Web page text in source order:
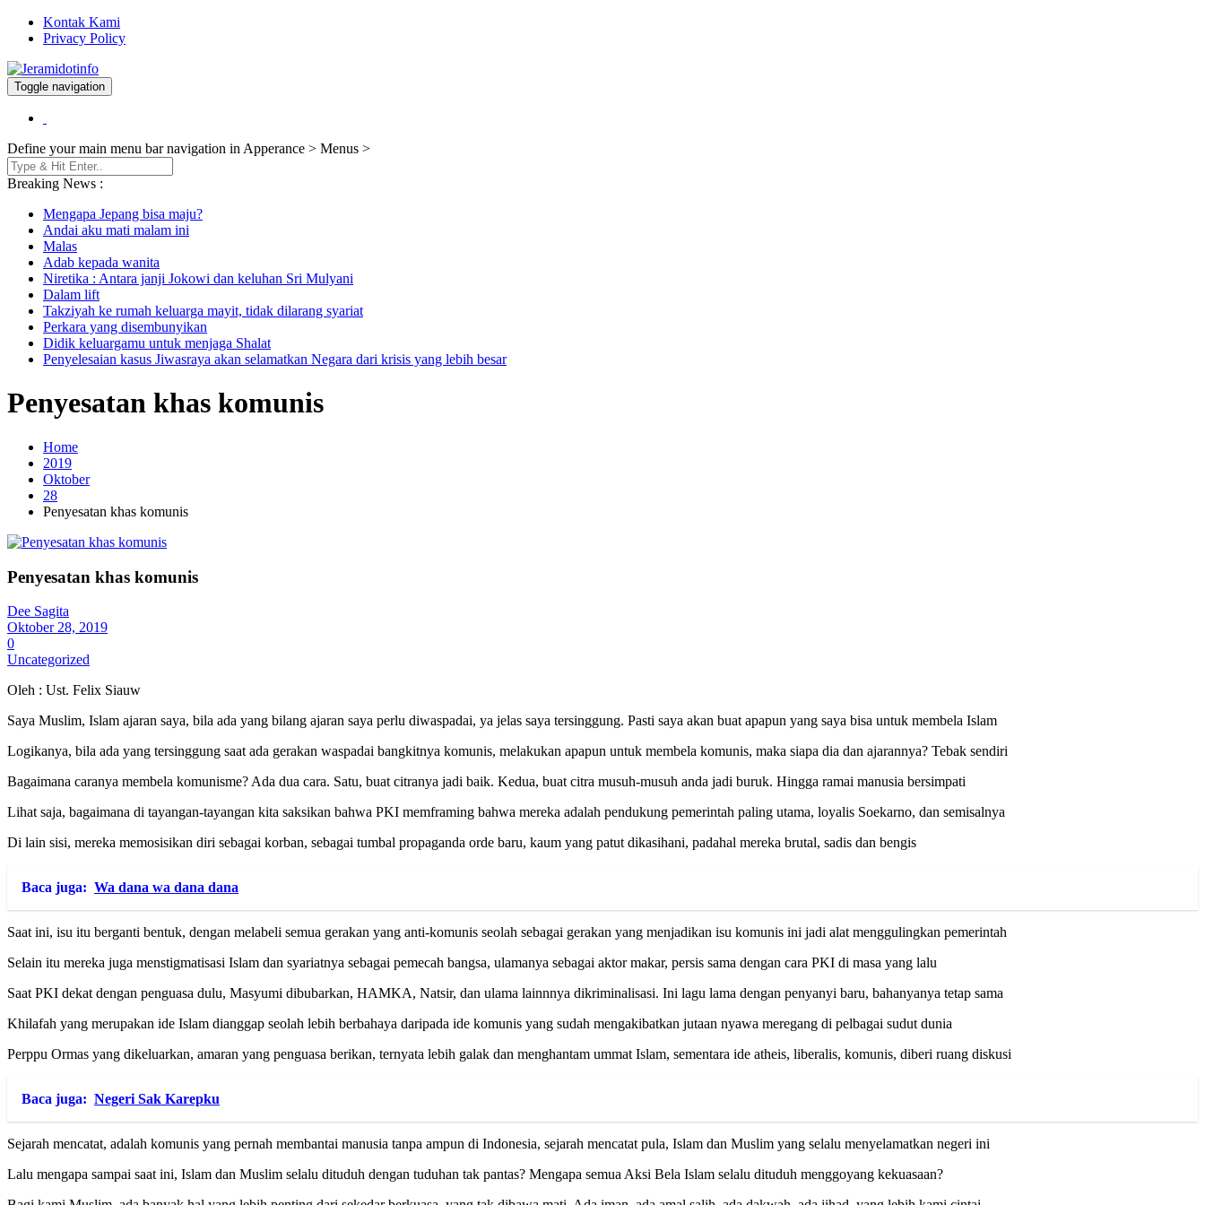
Kontak Kami
Privacy Policy
Jeramidotinfo
Berita dan Informasi Terkini
Toggle navigation
Define your main menu bar navigation in Apperance > Menus >
Breaking News :
Mengapa Jepang bisa maju?
Andai aku mati malam ini
Malas
Adab kepada wanita
Niretika : Antara janji Jokowi dan keluhan Sri Mulyani
Dalam lift
Takziyah ke rumah keluarga mayit, tidak dilarang syariat
Perkara yang disembunyikan
Didik keluargamu untuk menjaga Shalat
Penyelesaian kasus Jiwasraya akan selamatkan Negara dari krisis yang lebih besar
Penyesatan khas komunis
Home
2019
Oktober
28
Penyesatan khas komunis
Penyesatan khas komunis
Dee Sagita
Oktober 28, 2019
0
Uncategorized
Oleh : Ust. Felix Siauw
Saya Muslim, Islam ajaran saya, bila ada yang bilang ajaran saya perlu diwaspadai, ya jelas saya tersinggung. Pasti saya akan buat apapun yang saya bisa untuk membela Islam
Logikanya, bila ada yang tersinggung saat ada gerakan waspadai bangkitnya komunis, melakukan apapun untuk membela komunis, maka siapa dia dan ajarannya? Tebak sendiri
Bagaimana caranya membela komunisme? Ada dua cara. Satu, buat citranya jadi baik. Kedua, buat citra musuh-musuh anda jadi buruk. Hingga ramai manusia bersimpati
Lihat saja, bagaimana di tayangan-tayangan kita saksikan bahwa PKI memframing bahwa mereka adalah pendukung pemerintah paling utama, loyalis Soekarno, dan semisalnya
Di lain sisi, mereka memosisikan diri sebagai korban, sebagai tumbal propaganda orde baru, kaum yang patut dikasihani, padahal mereka brutal, sadis dan bengis
Baca juga: Wa dana wa dana dana
Saat ini, isu itu berganti bentuk, dengan melabeli semua gerakan yang anti-komunis seolah sebagai gerakan yang menjadikan isu komunis ini jadi alat menggulingkan pemerintah
Selain itu mereka juga menstigmatisasi Islam dan syariatnya sebagai pemecah bangsa, ulamanya sebagai aktor makar, persis sama dengan cara PKI di masa yang lalu
Saat PKI dekat dengan penguasa dulu, Masyumi dibubarkan, HAMKA, Natsir, dan ulama lainnnya dikriminalisasi. Ini lagu lama dengan penyanyi baru, bahanyanya tetap sama
Khilafah yang merupakan ide Islam dianggap seolah lebih berbahaya daripada ide komunis yang sudah mengakibatkan jutaan nyawa meregang di pelbagai sudut dunia
Perppu Ormas yang dikeluarkan, amaran yang penguasa berikan, ternyata lebih galak dan menghantam ummat Islam, sementara ide atheis, liberalis, komunis, diberi ruang diskusi
Baca juga: Negeri Sak Karepku
Sejarah mencatat, adalah komunis yang pernah membantai manusia tanpa ampun di Indonesia, sejarah mencatat pula, Islam dan Muslim yang selalu menyelamatkan negeri ini
Lalu mengapa sampai saat ini, Islam dan Muslim selalu dituduh dengan tuduhan tak pantas? Mengapa semua Aksi Bela Islam selalu dituduh menggoyang kekuasaan?